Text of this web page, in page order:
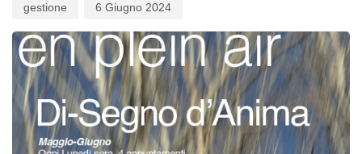
gestione 6 Giugno 2024